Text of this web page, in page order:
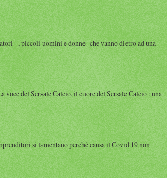
, piccoli uomini e donne che vanno dietro ad una
del Sersale Calcio, il cuore del Sersale Calcio : una
si lamentano perchè causa il Covid 19 non